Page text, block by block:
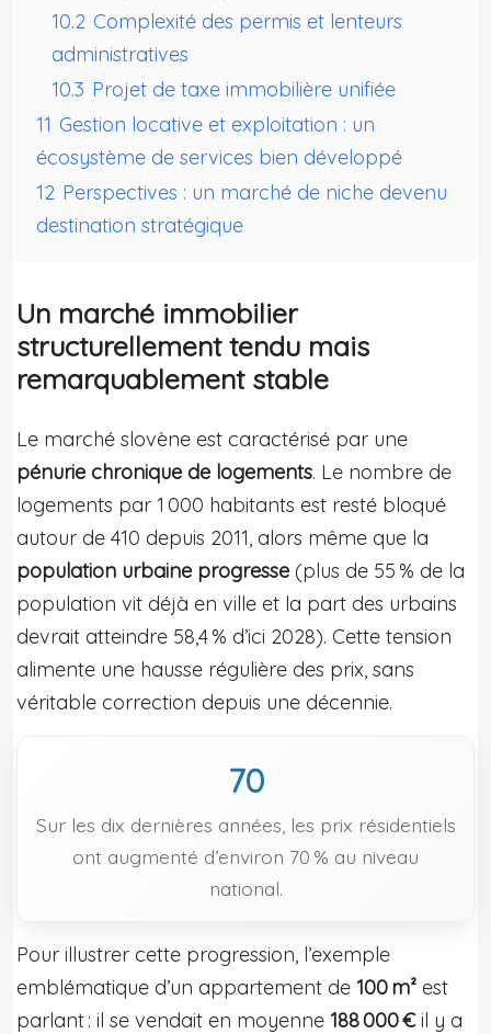
10.2 Complexité des permis et lenteurs
administratives
10.3 Projet de taxe immobilière unifiée
11 Gestion locative et exploitation : un
écosystème de services bien développé
12 Perspectives : un marché de niche devenu
destination stratégique
Un marché immobilier
structurellement tendu mais
remarquablement stable
Le marché slovène est caractérisé par une
pénurie chronique de logements. Le nombre de
logements par 1 000 habitants est resté bloqué
autour de 410 depuis 2011, alors même que la
population urbaine progresse (plus de 55 % de la
population vit déjà en ville et la part des urbains
devrait atteindre 58,4 % d’ici 2028). Cette tension
alimente une hausse régulière des prix, sans
véritable correction depuis une décennie.
70
Sur les dix dernières années, les prix résidentiels
ont augmenté d’environ 70 % au niveau
national.
Pour illustrer cette progression, l’exemple
emblématique d’un appartement de 100 m² est
parlant : il se vendait en moyenne 188 000 €il y a